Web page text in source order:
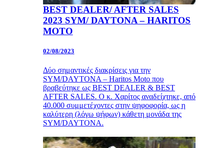
BEST DEALER/ AFTER SALES
2023 SYM/ DAYTONA – HARITOS
MOTO
02/08/2023
Δύο σημαντικές διακρίσεις για την
SYM/DAYTONA – Haritos Moto που
βραβεύτηκε ως BEST DEALER & BEST
AFTER SALES. Ο κ. Χαρίτος αναδείχτηκε, από
40.000 συμμετέχοντες στην ψηφοφορία, ως η
καλύτερη (λόγω ψήφων) κάθετη μονάδα της
SYM/DAYTONA.